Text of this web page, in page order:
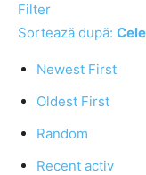
Filter
Sortează după:
Newest First
Oldest First
Random
Recent activ